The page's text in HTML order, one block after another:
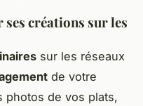
créations sur les
sur les réseaux
de votre
photos de vos plats,